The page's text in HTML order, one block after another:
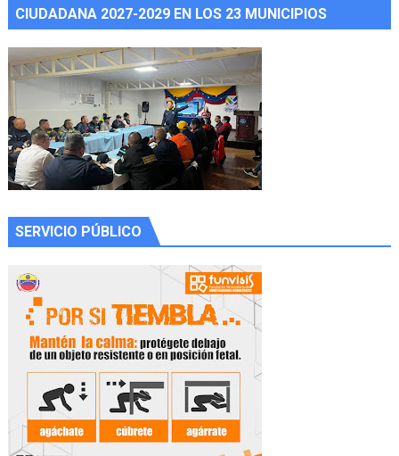
CIUDADANA 2027-2029 EN LOS 23 MUNICIPIOS
SERVICIO PÚBLICO